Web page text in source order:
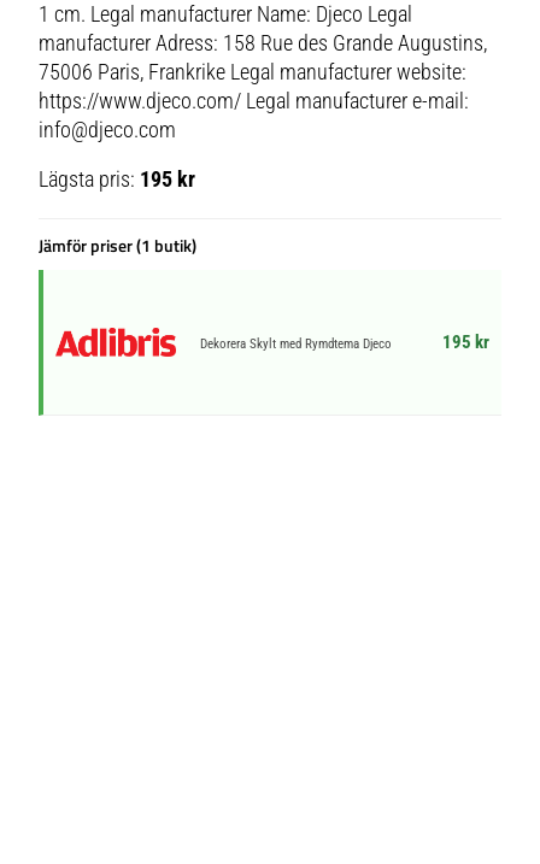
1 cm. Legal manufacturer Name: Djeco Legal
manufacturer Adress: 158 Rue des Grande Augustins,
75006 Paris, Frankrike Legal manufacturer website:
https://www.djeco.com/ Legal manufacturer e-mail:
info@djeco.com
Lägsta pris: 195 kr
Jämför priser (1 butik)
Dekorera Skylt med Rymdtema Djeco 195 kr